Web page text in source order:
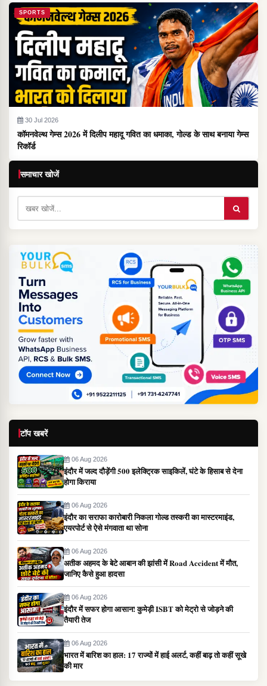
SPORTS
30 Jul 2026
कॉमनवेल्थ गेम्स 2026 में दिलीप महादू गवित का धमाका, गोल्ड के साथ बनाया गेम्स
रिकॉर्ड
समाचार खोजें
टॉप खबरें
06 Aug 2026
इंदौर में जल्द दौड़ेंगी 500 इलेक्ट्रिक साइकिलें, घंटे के हिसाब से देना
होगा किराया
06 Aug 2026
इंदौर का सराफा कारोबारी निकला गोल्ड तस्करी का मास्टरमाइंड,
एयरपोर्ट से ऐसे मंगवाता था सोना
06 Aug 2026
अतीक अहमद के बेटे आबान की झांसी में Road Accident में मौत,
जानिए कैसे हुआ हादसा
06 Aug 2026
इंदौर में सफर होगा आसान! कुमेड़ी ISBT को मेट्रो से जोड़ने की
तैयारी तेज
06 Aug 2026
भारत में बारिश का हाल: 17 राज्यों में हाई अलर्ट, कहीं बाढ़ तो कहीं सूखे
की मार